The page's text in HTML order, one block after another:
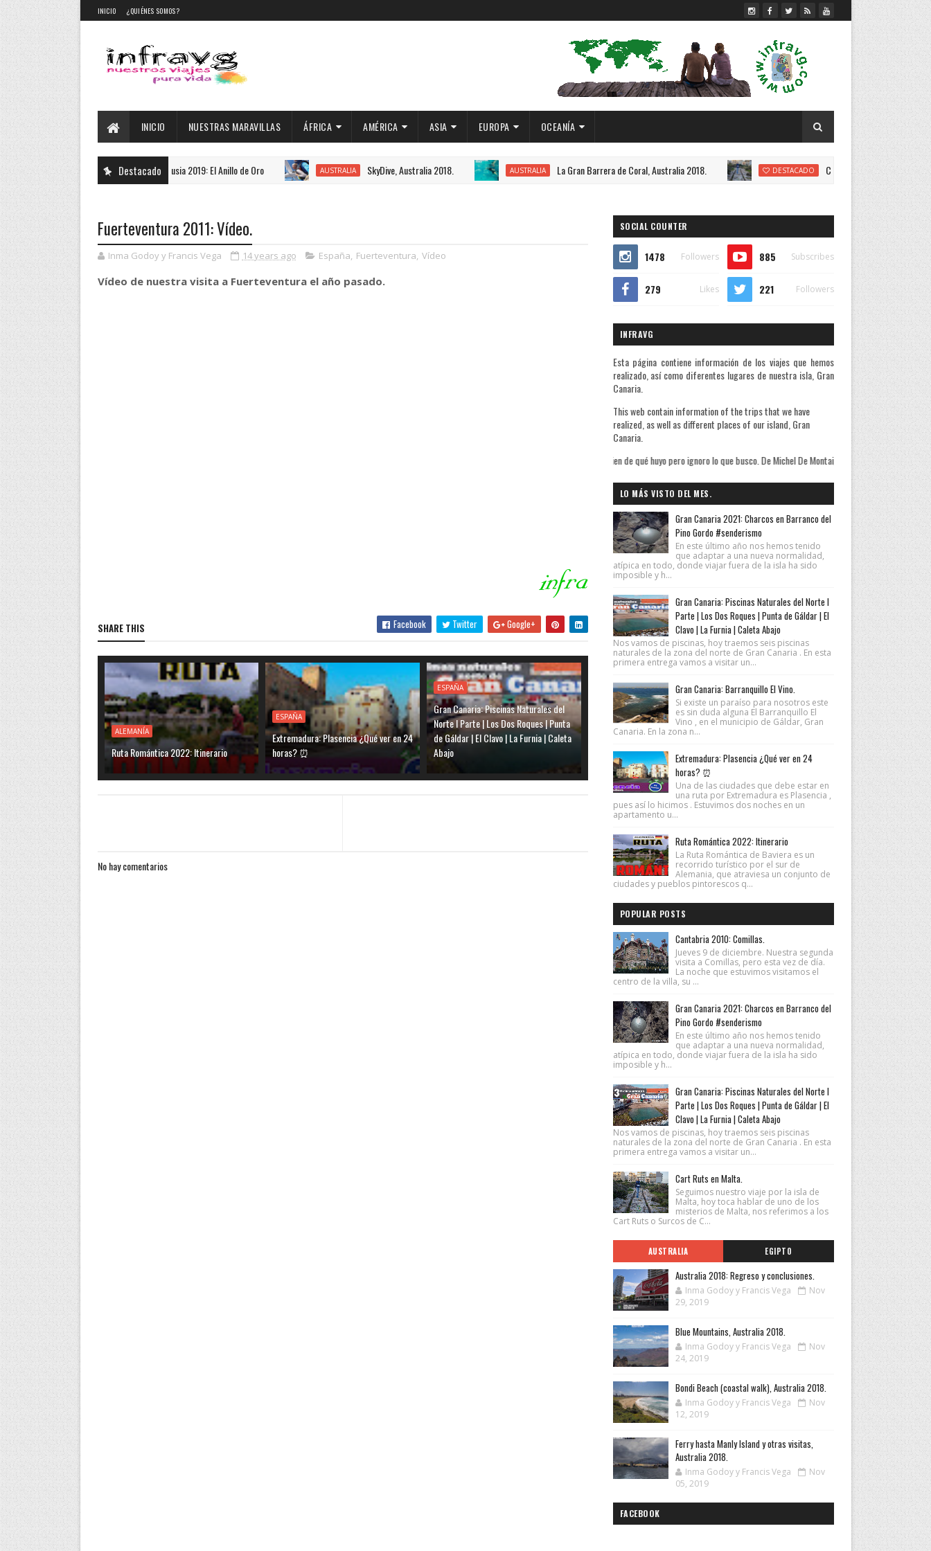
INICIO ¿QUIÉNES SOMOS?
INICIO NUESTRAS MARAVILLAS ÁFRICA AMÉRICA ASIA EUROPA OCEANÍA
Destacado
DESTACADO Rusia 2019: El Anillo de Oro AUSTRALIA SkyDive, Australia 2018. AUSTRALIA La Gran Barrera de Coral, Australia 2018. DESTACADO Cart Ruts en Malta.
Fuerteventura 2011: Vídeo.
Inma Godoy y Francis Vega 14 years ago España, Fuerteventura, Vídeo
Vídeo de nuestra visita a Fuerteventura el año pasado.
SHARE THIS Facebook Twitter Google+
ALEMANÍA
Ruta Romántica 2022: Itinerario
ESPAÑA
Extremadura: Plasencia ¿Qué ver en 24
horas? ⏰
ESPAÑA
Gran Canaria: Piscinas Naturales del
Norte I Parte | Los Dos Roques | Punta
de Gáldar | El Clavo | La Furnia | Caleta
Abajo
No hay comentarios
SOCIAL COUNTER
1478 Followers 885 Subscribes
279 Likes 221 Followers
INFRAVG
Esta página contiene información de los viajes que hemos
realizado, así como diferentes lugares de nuestra isla, Gran
Canaria.
This web contain information of the trips that we have
realized, as well as different places of our island, Gran
Canaria.
A quienes me preguntan la razón de mis viajes les contesto que sé bien de qué huyo pero ignoro lo que busco. De Michel De Montaigne
LO MÁS VISTO DEL MES.
Gran Canaria 2021: Charcos en Barranco del
Pino Gordo #senderismo
En este último año nos hemos tenido
que adaptar a una nueva normalidad,
atípica en todo, donde viajar fuera de la isla ha sido
imposible y h...
Gran Canaria: Piscinas Naturales del Norte I
Parte | Los Dos Roques | Punta de Gáldar | El
Clavo | La Furnia | Caleta Abajo
Nos vamos de piscinas, hoy traemos seis piscinas
naturales de la zona del norte de Gran Canaria . En esta
primera entrega vamos a visitar un...
Gran Canaria: Barranquillo El Vino.
Si existe un paraíso para nosotros este
es sin duda alguna El Barranquillo El
Vino , en el municipio de Gáldar, Gran
Canaria. En la zona n...
Extremadura: Plasencia ¿Qué ver en 24
horas? ⏰
Una de las ciudades que debe estar en
una ruta por Extremadura es Plasencia ,
pues así lo hicimos . Estuvimos dos noches en un
apartamento u...
Ruta Romántica 2022: Itinerario
La Ruta Romántica de Baviera es un
recorrido turístico por el sur de
Alemania, que atraviesa un conjunto de
ciudades y pueblos pintorescos q...
POPULAR POSTS
Cantabria 2010: Comillas.
Jueves 9 de diciembre. Nuestra segunda
visita a Comillas, pero esta vez de día.
La noche que estuvimos visitamos el
centro de la villa, su ...
Gran Canaria 2021: Charcos en Barranco del
Pino Gordo #senderismo
En este último año nos hemos tenido
que adaptar a una nueva normalidad,
atípica en todo, donde viajar fuera de la isla ha sido
imposible y h...
Gran Canaria: Piscinas Naturales del Norte I
Parte | Los Dos Roques | Punta de Gáldar | El
Clavo | La Furnia | Caleta Abajo
Nos vamos de piscinas, hoy traemos seis piscinas
naturales de la zona del norte de Gran Canaria . En esta
primera entrega vamos a visitar un...
Cart Ruts en Malta.
Seguimos nuestro viaje por la isla de
Malta, hoy toca hablar de uno de los
misterios de Malta, nos referimos a los
Cart Ruts o Surcos de C...
AUSTRALIA EGIPTO
Australia 2018: Regreso y conclusiones.
Inma Godoy y Francis Vega
Nov
29, 2019
Blue Mountains, Australia 2018.
Inma Godoy y Francis Vega
Nov
24, 2019
Bondi Beach (coastal walk), Australia 2018.
Inma Godoy y Francis Vega
Nov
12, 2019
Ferry hasta Manly Island y otras visitas,
Australia 2018.
Inma Godoy y Francis Vega
Nov
05, 2019
FACEBOOK